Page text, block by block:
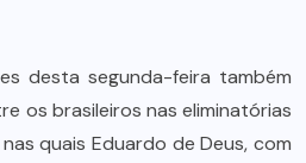
desta segunda-feira também
os brasileiros nas eliminatórias
quais Eduardo de Deus, com